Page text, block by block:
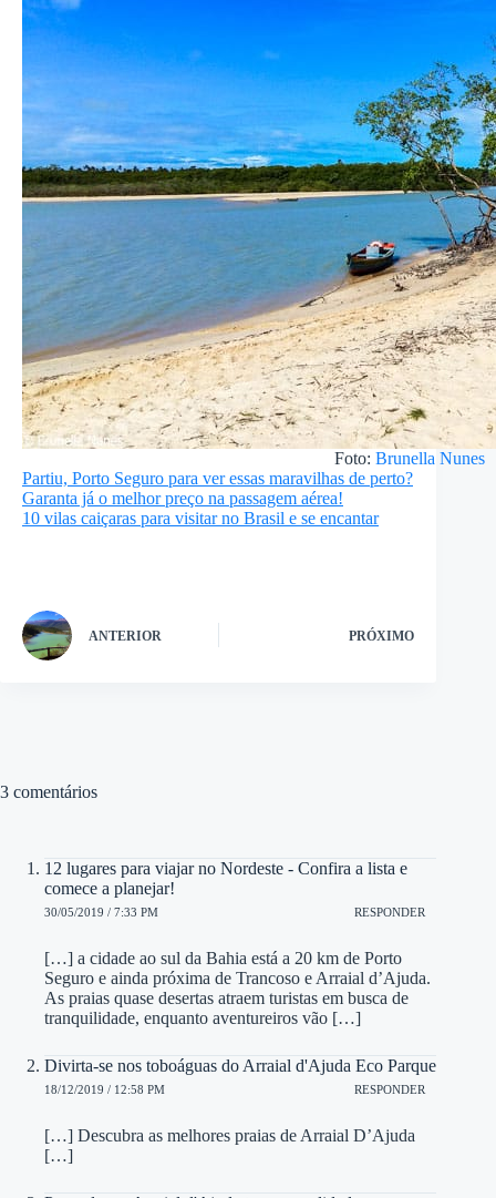
Foto: Brunella Nunes
Partiu, Porto Seguro para ver essas maravilhas de perto?
Garanta já o melhor preço na passagem aérea!
10 vilas caiçaras para visitar no Brasil e se encantar
ANTERIOR PRÓXIMO
3 comentários
12 lugares para viajar no Nordeste - Confira a lista e
comece a planejar!
30/05/2019 / 7:33 PM RESPONDER
[…] a cidade ao sul da Bahia está a 20 km de Porto
Seguro e ainda próxima de Trancoso e Arraial d’Ajuda.
As praias quase desertas atraem turistas em busca de
tranquilidade, enquanto aventureiros vão […]
Divirta-se nos toboáguas do Arraial d'Ajuda Eco Parque
18/12/2019 / 12:58 PM RESPONDER
[…] Descubra as melhores praias de Arraial D’Ajuda
[…]